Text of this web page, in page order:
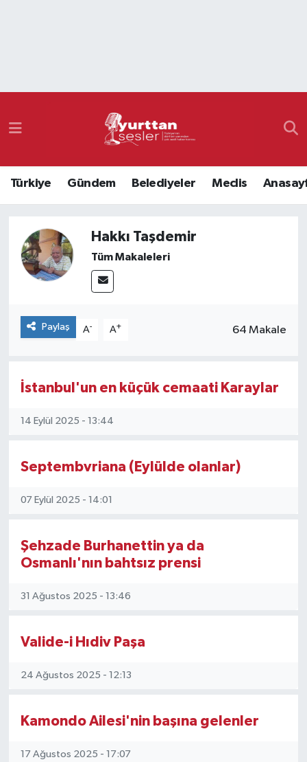
Türkiye Gündem Belediyeler Meclis
Hakkı Taşdemir
Tüm Makaleleri
Paylaş A- A+ 64 Makale
İstanbul'un en küçük cemaati Karaylar
14 Eylül 2025 - 13:44
Septembvriana (Eylülde olanlar)
07 Eylül 2025 - 14:01
Şehzade Burhanettin ya da
Osmanlı'nın bahtsız prensi
31 Ağustos 2025 - 13:46
Valide-i Hıdiv Paşa
24 Ağustos 2025 - 12:13
Kamondo Ailesi'nin başına gelenler
17 Ağustos 2025 - 17:07
Namaz Vakitleri
Süper Lig Puan Durumu ve Fikstür
Tüm Manşetler
Son Dakika Haberleri